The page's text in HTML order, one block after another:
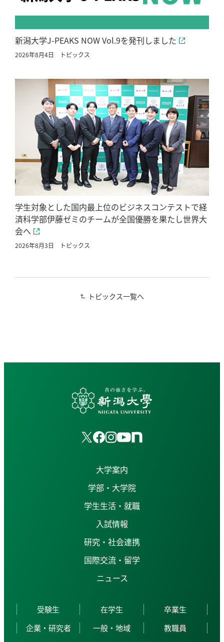
新潟大学J-PEAKS NOW Vol.9を発刊しました
2026年8月4日 トピックス
学生対象とした国内最上位のビジネスコンテストで経
済科学部伊藤ゼミのチームが全国優勝を果たし世界大
会へ
2026年8月3日 トピックス
トピックス一覧へ
大学案内
学部・大学院
学生生活・就職
入試情報
研究・社会連携
国際交流・留学
ニュース
受験生 在学生
卒業生
企業・研究者
一般・地域 教職員